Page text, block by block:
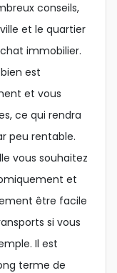
conseils,
et le quartier
immobilier.
est
et vous
ce qui rendra
peu rentable.
vous souhaitez
et
être facile
si vous
Il est
terme de